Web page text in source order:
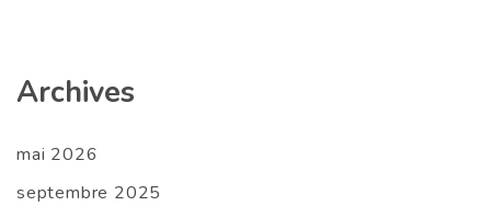
Archives
mai 2026
septembre 2025